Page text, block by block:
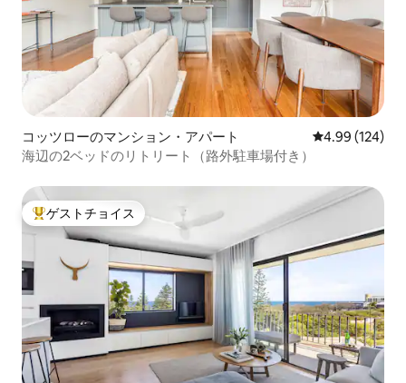
コッツローのマンション・アパート レビュー124
4.99 (124)
海辺の2ベッドのリトリート（路外駐車場付き）
大好評のゲストチョイスです。
ゲストチョイス